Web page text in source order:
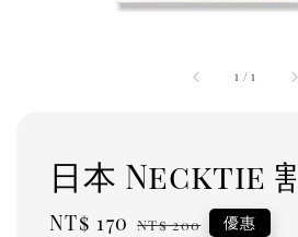
1 /1
日本 Necktie
Sale
NT$ 170 Regular
NT$ 200 優惠